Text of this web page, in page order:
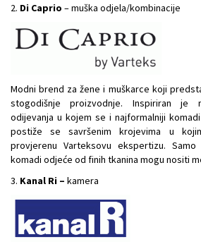
2. Di Caprio – muška odjela/kombinacije
Modni brend za žene i muškarce koji
stogodišnje proizvodnje. Inspiriran je
odijevanja u kojem se i najformalniji
postiže se savršenim krojevima u
provjerenu Varteksovu ekspertizu.
komadi odjeće od finih tkanina mogu nositi
3. Kanal Ri – kamera